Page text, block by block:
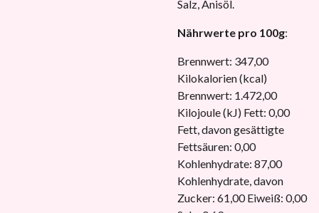
Salz, Anisöl.
Nährwerte pro 100g:
Brennwert: 347,00
Kilokalorien (kcal)
Brennwert: 1.472,00
Kilojoule (kJ) Fett: 0,00
Fett, davon gesättigte
Fettsäuren: 0,00
Kohlenhydrate: 87,00
Kohlenhydrate, davon
Zucker: 61,00 Eiweiß: 0,00